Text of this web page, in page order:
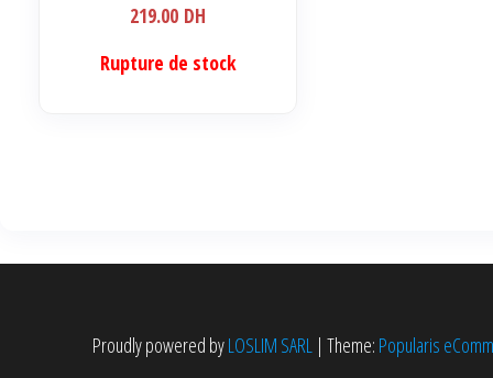
219.00 DH
Rupture de stock
Proudly powered byLOSLIM SARL | Theme: Popularis